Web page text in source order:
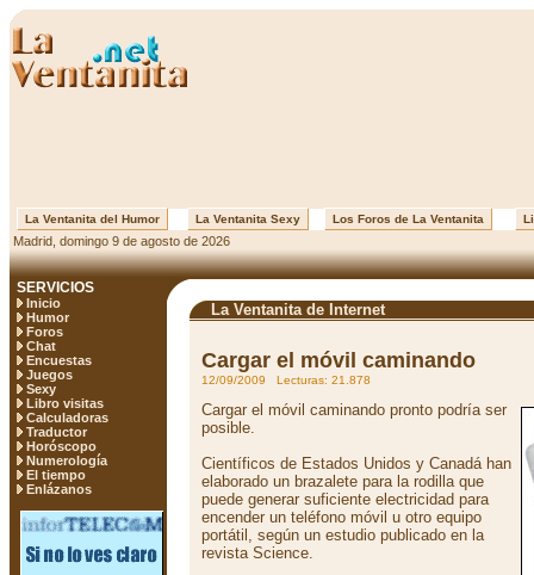
La Ventanita del Humor La Ventanita Sexy Los Foros de La Ventanita
Madrid, domingo 9 de agosto de 2026
SERVICIOS
Inicio
Humor
Foros
Chat
Encuestas
Juegos
Sexy
Libro visitas
Calculadoras
Traductor
Horóscopo
Numerología
El tiempo
Enlázanos
La Ventanita de Internet
Cargar el móvil caminando
12/09/2009 Lecturas: 21.878
Cargar el móvil caminando pronto podría ser
posible.
Científicos de Estados Unidos y Canadá han
elaborado un brazalete para la rodilla que
puede generar suficiente electricidad para
encender un teléfono móvil u otro equipo
portátil, según un estudio publicado en la
revista Science.